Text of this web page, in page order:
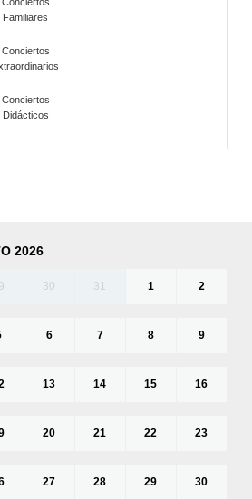
Familiares
Conciertos
Conciertos
Didácticos
2026
30 31 1 2
6 7 8 9
13 14 15 16
20 21 22 23
27 28 29 30